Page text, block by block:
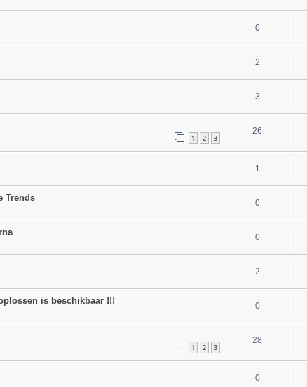
0
2
3
1 2 3
26
1
Trends 0
0
2
is beschikbaar !!! 0
1 2 3
28
0